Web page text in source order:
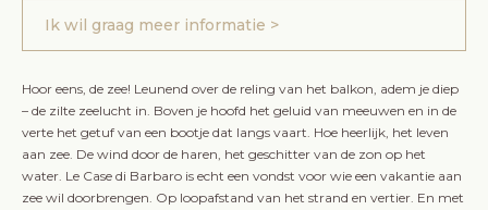
Ik wil graag meer informatie >
Hoor eens, de zee! Leunend over de reling van het balkon, adem je diep
– de zilte zeelucht in. Boven je hoofd het geluid van meeuwen en in de
verte het getuf van een bootje dat langs vaart. Hoe heerlijk, het leven
aan zee. De wind door de haren, het geschitter van de zon op het
water. Le Case di Barbaro is echt een vondst voor wie een vakantie aan
zee wil doorbrengen. Op loopafstand van het strand en vertier. En met